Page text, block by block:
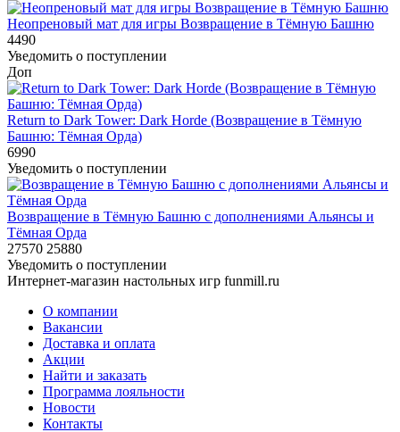
Неопреновый мат для игры Возвращение в Тёмную Башню
4490
Уведомить о поступлении
Доп
Return to Dark Tower: Dark Horde (Возвращение в Тёмную
Башню: Тёмная Орда)
6990
Уведомить о поступлении
Возвращение в Тёмную Башню с дополнениями Альянсы и
Тёмная Орда
27570 25880
Уведомить о поступлении
Интернет-магазин настольных игр funmill.ru
О компании
Вакансии
Доставка и оплата
Акции
Найти и заказать
Программа лояльности
Новости
Контакты